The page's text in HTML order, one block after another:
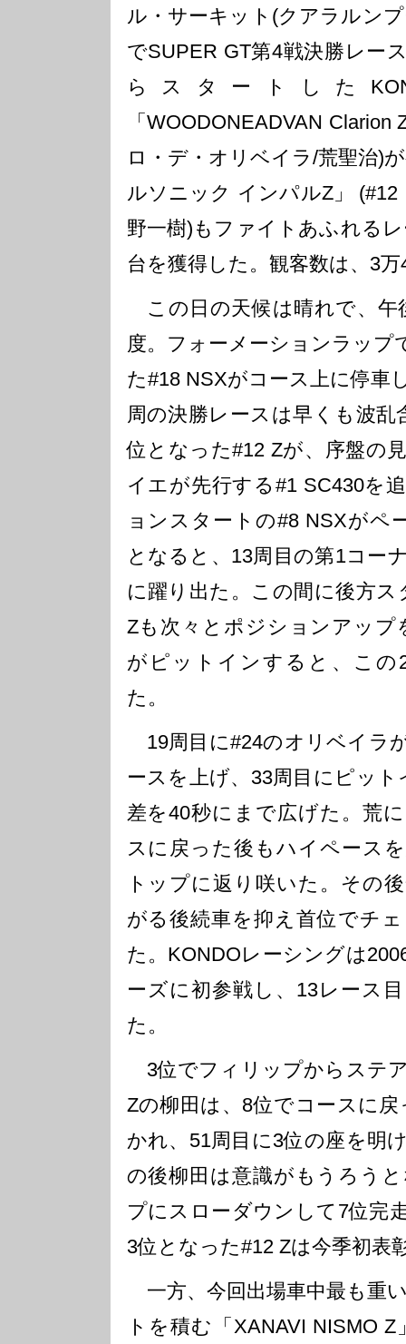
ル・サーキット(クアラルン
でSUPER GT第4戦決勝レー
らスタートした
「WOODONEADVAN
ロ・デ・オリベイラ/荒聖治)
ルソニック インパルZ」
野一樹)もファイトあふれる
台を獲得した。観客数は、3万
この日の天候は晴れで、午
度。フォーメーションラップ
た#18 NSXがコース上に停車
周の決勝レースは早くも波
位となった#12 Zが、序盤の
イエが先行する#1 SC430を
ョンスタートの#8 NSXがペ
となると、13周目の第1コー
に躍り出た。この間に後方
Zも次々とポジションアップ
がピットインすると、この
た。
19周目に#24のオリベイラ
ースを上げ、33周目にピッ
差を40秒にまで広げた。荒
スに戻った後もハイペース
トップに返り咲いた。その
がる後続車を抑え首位でチ
た。KONDOレーシングは
ーズに初参戦し、13レース
た。
3位でフィリップからステ
Zの柳田は、8位でコースに
かれ、51周目に3位の座を明
の後柳田は意識がもうろう
プにスローダウンして7位完
3位となった#12 Zは今季初表
一方、今回出場車中最も重
トを積む「XANAVI NISMO